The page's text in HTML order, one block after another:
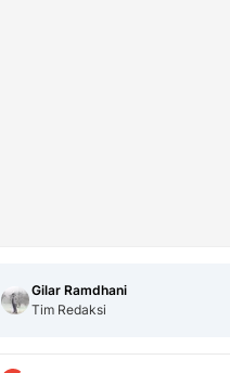
Gilar Ramdhani
Tim Redaksi